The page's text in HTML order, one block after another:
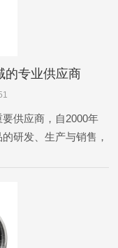
的专业供应商
供应商，自2000年
研发、生产与销售，